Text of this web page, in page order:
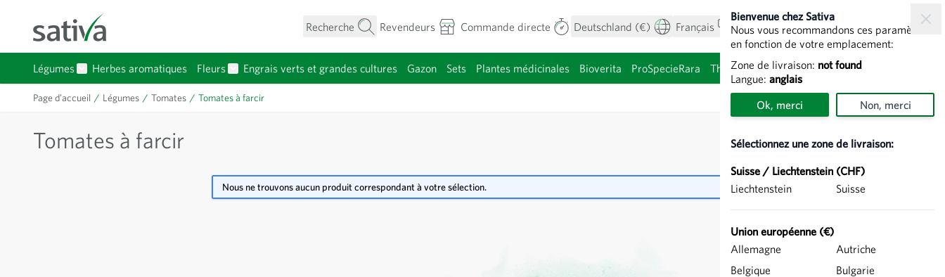
Recherche
Revendeurs Commande directe Deutschland (€) Français Mon compte Voir le panier
Légumes
Herbes aromatiques
Fleurs
Engrais verts et grandes cultures Gazon Sets Plantes médicinales Bioverita ProSpecieRara Thèmes Graines à germer
Bienvenue chez Sativa
Nous vous recommandons ces paramètres
en fonction de votre emplacement:
Zone de livraison: not found
Langue: anglais
Ok, merci Non, merci
Sélectionnez une zone de livraison:
Suisse / Liechtenstein (CHF)
Liechtenstein
Suisse
Union européenne (€)
Allemagne
Autriche
Belgique
Bulgarie
Page d’accueil / Légumes / Tomates / Tomates à farcir
Tomates à farcir
Nous ne trouvons aucun produit correspondant à votre sélection.